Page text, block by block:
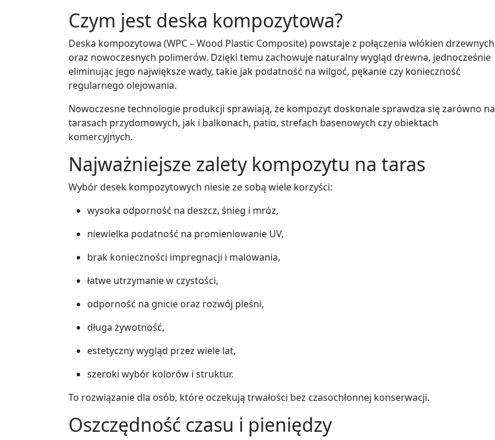
Czym jest deska kompozytowa?
Deska kompozytowa (WPC – Wood Plastic Composite) powstaje z połączenia włókien drzewnych
oraz nowoczesnych polimerów. Dzięki temu zachowuje naturalny wygląd drewna, jednocześnie
eliminując jego największe wady, takie jak podatność na wilgoć, pękanie czy konieczność
regularnego olejowania.
Nowoczesne technologie produkcji sprawiają, że kompozyt doskonale sprawdza się zarówno na
tarasach przydomowych, jak i balkonach, patio, strefach basenowych czy obiektach
komercyjnych.
Najważniejsze zalety kompozytu na taras
Wybór desek kompozytowych niesie ze sobą wiele korzyści:
wysoka odporność na deszcz, śnieg i mróz,
niewielka podatność na promieniowanie UV,
brak konieczności impregnacji i malowania,
łatwe utrzymanie w czystości,
odporność na gnicie oraz rozwój pleśni,
długa żywotność,
estetyczny wygląd przez wiele lat,
szeroki wybór kolorów i struktur.
To rozwiązanie dla osób, które oczekują trwałości bez czasochłonnej konserwacji.
Oszczędność czasu i pieniędzy